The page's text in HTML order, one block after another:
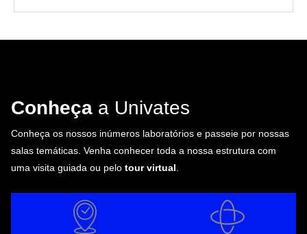
Conheça a Univates
Conheça os nossos inúmeros laboratórios e passeie por nossas
salas temáticas. Venha conhecer toda a nossa estrutura com
uma visita guiada ou pelo tour virtual.